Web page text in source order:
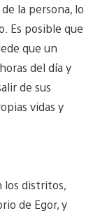
la persona, lo
Es posible que
que un
del día y
de sus
vidas y
los distritos,
de Egor, y